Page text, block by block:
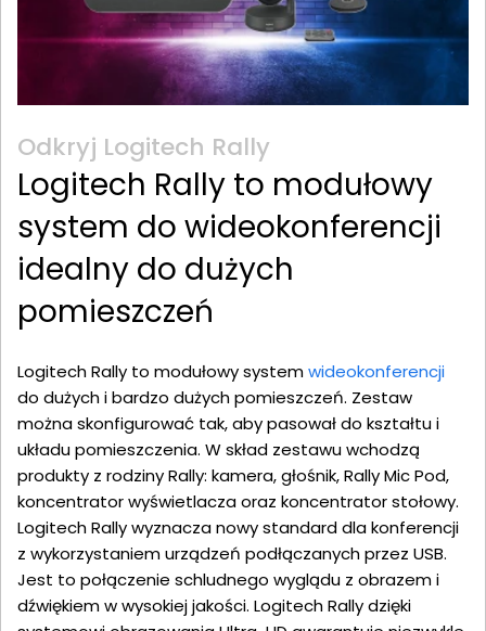
Odkryj Logitech Rally
Logitech Rally to modułowy
system do wideokonferencji
idealny do dużych
pomieszczeń
Logitech Rally to modułowy systemwideokonferencji
do dużych i bardzo dużych pomieszczeń. Zestaw
można skonfigurować tak, aby pasował do kształtu i
układu pomieszczenia. W skład zestawu wchodzą
produkty z rodziny Rally: kamera, głośnik, Rally Mic Pod,
koncentrator wyświetlacza oraz koncentrator stołowy.
Logitech Rally wyznacza nowy standard dla konferencji
z wykorzystaniem urządzeń podłączanych przez USB.
Jest to połączenie schludnego wyglądu z obrazem i
dźwiękiem w wysokiej jakości. Logitech Rally dzięki